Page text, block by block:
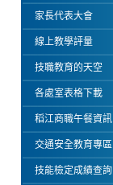
家長代表大會
線上教學評量
技職教育的天空
各處室表格下載
稻江商職午餐資訊
交通安全教育專區
技能檢定成績查詢